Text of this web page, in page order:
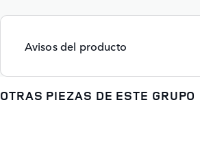
Avisos del producto
OTRAS PIEZAS DE ESTE GRUPO